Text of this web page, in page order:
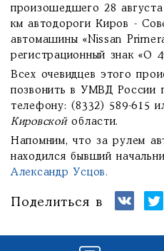
произошедшего 28
км автодороги Киров -
автомашины «Nissan
регистрационный знак «О
Всех очевидцев этого
позвонить в УМВД России
телефону: (8332) 589-615
Кировскойобласти.
Напомним, что за рулем
находился бывший
Александр Усцов.
Поделиться в